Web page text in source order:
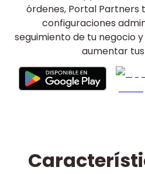
órdenes, Portal Partners
configuraciones
seguimiento de tu negocio
aumentar